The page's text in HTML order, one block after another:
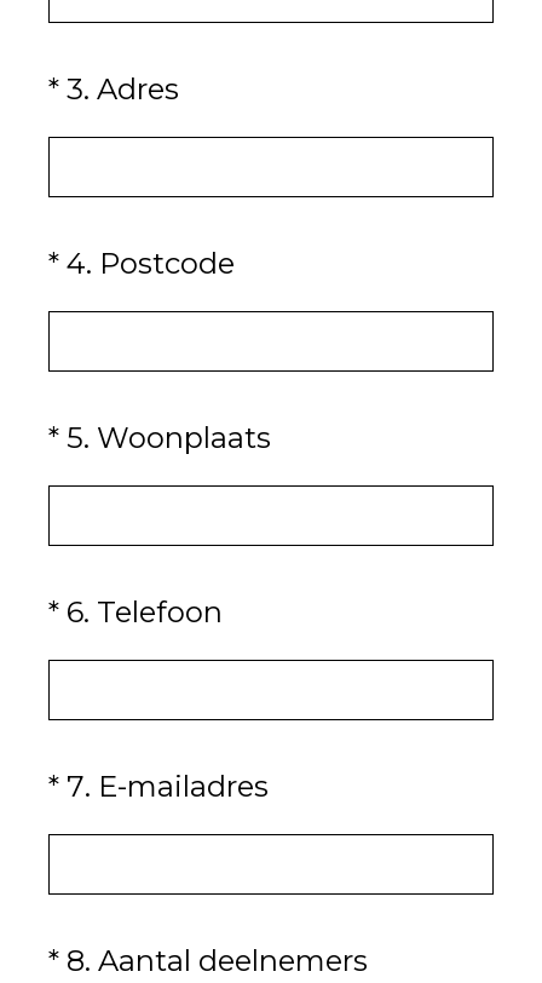
* 3. Adres
(Vereist.)
* 4. Postcode
(Vereist.)
* 5. Woonplaats
(Vereist.)
* 6. Telefoon
(Vereist.)
* 7. E-mailadres
(Vereist.)
* 8. Aantal deelnemers
(Vereist.)